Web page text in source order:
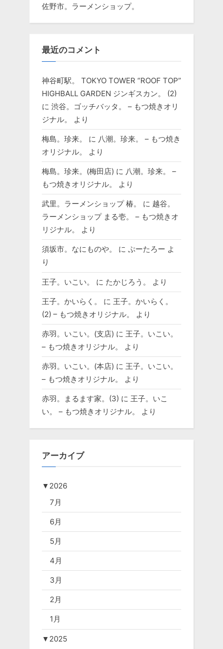
佐野市。ラーメンショップ。
最近のコメント
神谷町駅。 TOKYO TOWER “ROOF TOP”
HIGHBALL GARDEN ジンギスカン。 (2)
に 渋谷。ゴッチバッタ。 – もつ焼きオリ
ジナル。
より
梅島。珍来。 に 八潮。珍来。 – もつ焼き
オリジナル。
より
梅島。珍来。(梅田店) に 八潮。珍来。 –
もつ焼きオリジナル。
より
武里。ラーメンショップ 椿。 に 越谷。
ラーメンショップ まる壱。 – もつ焼きオ
リジナル。
より
須坂市。なにものや。 に ぷーたろー よ
り
王子。いこい。 に たかじろう。 より
王子。かいらく。 に 王子。かいらく。
(2) – もつ焼きオリジナル。
より
赤羽。いこい。(支店) に 王子。いこい。
– もつ焼きオリジナル。
より
赤羽。いこい。(本店) に 王子。いこい。
– もつ焼きオリジナル。
より
赤羽。まるます家。(3) に 王子。いこ
い。 – もつ焼きオリジナル。
より
アーカイブ
▼ 2026
7月
6月
5月
4月
3月
2月
1月
▼ 2025